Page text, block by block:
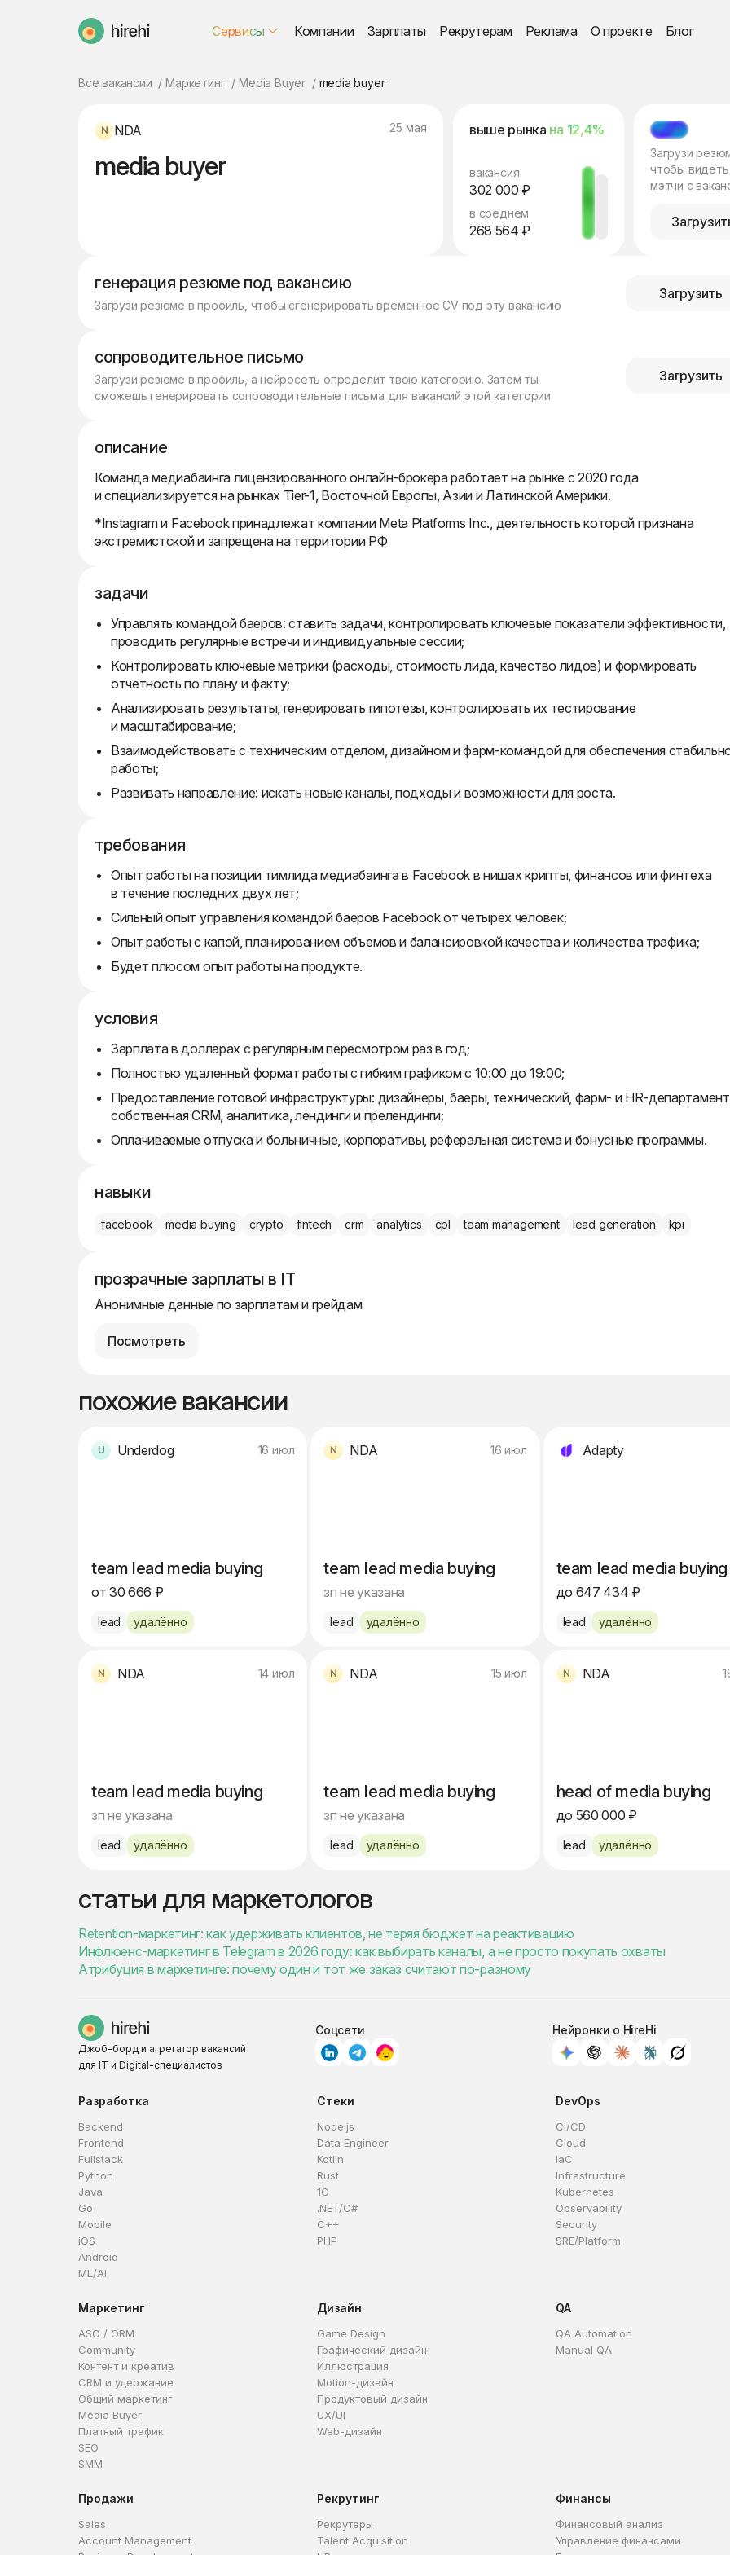
HireHi Сервисы Компании Зарплаты Рекрутерам Реклама О проекте Блог
Все вакансии Маркетинг Media Buyer media buyer
NDA 25 мая
media buyer
выше рынка на 12,4%
вакансия
302 000 ₽
в среднем
268 564 ₽
МЭТЧ
Загрузи
чтобы видеть
мэтчи с
генерация резюме под вакансию
Загрузи резюме в профиль, чтобы сгенерировать временное CV под эту вакансию
Загрузить
сопроводительное письмо
Загрузи резюме в профиль, а нейросеть определит твою категорию. Затем ты
сможешь генерировать сопроводительные письма для вакансий этой категории
Загрузить
описание
Команда медиабаинга лицензированного онлайн-брокера работает на рынке с 2020 года
и специализируется на рынках Tier-1, Восточной Европы, Азии и Латинской Америки.
*Instagram и Facebook принадлежат компании Meta Platforms Inc., деятельность которой признана
экстремистской и запрещена на территории РФ
задачи
Управлять командой баеров: ставить задачи, контролировать ключевые показатели эффективности,
проводить регулярные встречи и индивидуальные сессии;
Контролировать ключевые метрики (расходы, стоимость лида, качество лидов) и формировать
отчетность по плану и факту;
Анализировать результаты, генерировать гипотезы, контролировать их тестирование
и масштабирование;
Взаимодействовать с техническим отделом, дизайном и фарм-командой для обеспечения
работы;
Развивать направление: искать новые каналы, подходы и возможности для роста.
требования
Опыт работы на позиции тимлида медиабаинга в Facebook в нишах крипты, финансов или финтеха
в течение последних двух лет;
Сильный опыт управления командой баеров Facebook от четырех человек;
Опыт работы с капой, планированием объемов и балансировкой качества и количества трафика;
Будет плюсом опыт работы на продукте.
условия
Зарплата в долларах с регулярным пересмотром раз в год;
Полностью удаленный формат работы с гибким графиком с 10:00 до 19:00;
Предоставление готовой инфраструктуры: дизайнеры, баеры, технический, фарм- и HR-
собственная CRM, аналитика, лендинги и прелендинги;
Оплачиваемые отпуска и больничные, корпоративы, реферальная система и бонусные программы.
навыки
facebook media buying crypto fintech crm analytics cpl team management lead generation kpi
прозрачные зарплаты в IT
Анонимные данные по зарплатам и грейдам
Посмотреть
похожие вакансии
Underdog 16 июл
team lead media buying
от 30 666 ₽
lead удалённо
NDA 16 июл
team lead media buying
зп не указана
lead удалённо
Adapty
team lead media buying
до 647 434 ₽
lead удалённо
NDA 14 июл
team lead media buying
зп не указана
lead удалённо
NDA 15 июл
team lead media buying
зп не указана
lead удалённо
NDA
head of media buying
до 560 000 ₽
lead удалённо
статьи для маркетологов
Retention-маркетинг: как удерживать клиентов, не теряя бюджет на реактивацию
Инфлюенс-маркетинг в Telegram в 2026 году: как выбирать каналы, а не просто покупать охваты
Атрибуция в маркетинге: почему один и тот же заказ считают по-разному
Джоб-борд и агрегатор вакансий
для IT и Digital-специалистов
Соцсети Нейронки о HireHi
Разработка
Backend
Frontend
Fullstack
Python
Java
Go
Mobile
iOS
Android
ML/AI
Стеки
Node.js
Data Engineer
Kotlin
Rust
1C
.NET/C#
C++
PHP
DevOps
CI/CD
Cloud
IaC
Infrastructure
Kubernetes
Observability
Security
SRE/Platform
Маркетинг
ASO / ORM
Community
Контент и креатив
CRM и удержание
Общий маркетинг
Media Buyer
Платный трафик
SEO
SMM
Дизайн
Game Design
Графический дизайн
Иллюстрация
Motion-дизайн
Продуктовый дизайн
UX/UI
Web-дизайн
QA
QA Automation
Manual QA
Продажи
Sales
Account Management
Рекрутинг
Рекрутеры
Talent Acquisition
Финансы
Финансовый анализ
Управление финансами